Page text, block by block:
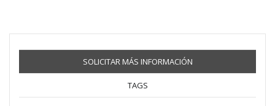
SOLICITAR MÁS INFORMACIÓN
TAGS